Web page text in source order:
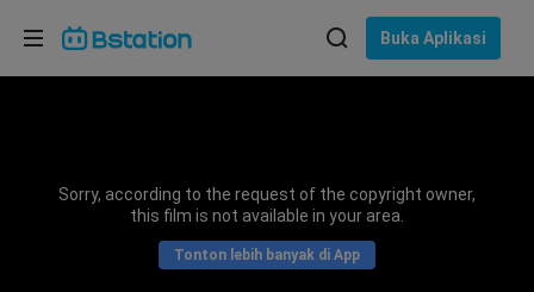
Buka Aplikasi
Sorry, according to the request of the copyright owner,
this film is not available in your area.
Tonton lebih banyak di App
Pilih bahasa
Bahasa Indonesia